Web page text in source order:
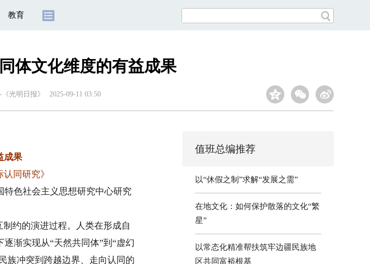
教育
体文化维度的有益成果
光明日报》 2025-09-11 03:50
成果
同研究》
色社会主义思想研究中心研究
约的演进过程。人类在形成自
渐实现从“天然共同体”到“虚幻
族冲突到跨越边界、走向认同的
值班总编推荐
以“休假之制”求解“发展之需”
在地文化：如何保护散落的文化“繁
星”
以常态化精准帮扶筑牢边疆民族地
区共同富裕根基